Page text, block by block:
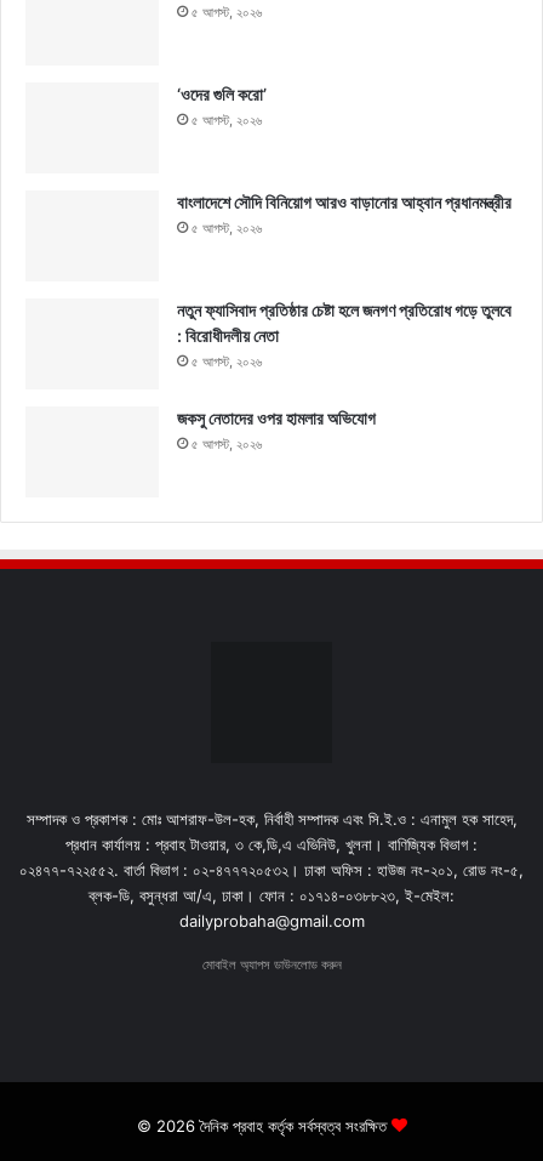
৫ আগস্ট, ২০২৬
‘ওদের গুলি করো’
৫ আগস্ট, ২০২৬
বাংলাদেশে সৌদি বিনিয়োগ আরও বাড়ানোর আহ্বান প্রধানমন্ত্রীর
৫ আগস্ট, ২০২৬
নতুন ফ্যাসিবাদ প্রতিষ্ঠার চেষ্টা হলে জনগণ প্রতিরোধ গড়ে তুলবে
: বিরোধীদলীয় নেতা
৫ আগস্ট, ২০২৬
জকসু নেতাদের ওপর হামলার অভিযোগ
৫ আগস্ট, ২০২৬
সম্পাদক ও প্রকাশক : মোঃ আশরাফ-উল-হক, নির্বাহী সম্পাদক এবং সি.ই.ও : এনামুল হক সাহেদ,
প্রধান কার্যালয় : প্রবাহ টাওয়ার, ৩ কে,ডি,এ এভিনিউ, খুলনা। বাণিজ্যিক বিভাগ :
০২৪৭৭-৭২২৫৫২. বার্তা বিভাগ : ০২-৪৭৭৭২০৫৩২। ঢাকা অফিস : হাউজ নং-২০১, রোড নং-৫,
ব্লক-ডি, বসুন্ধরা আ/এ, ঢাকা। ফোন : ০১৭১৪-০৩৮৮২৩, ই-মেইল:
dailyprobaha@gmail.com
মোবাইল অ্যাপস ডাউনলোড করুন
© 2026 দৈনিক প্রবাহ কর্তৃক সর্বস্বত্ব সংরক্ষিত